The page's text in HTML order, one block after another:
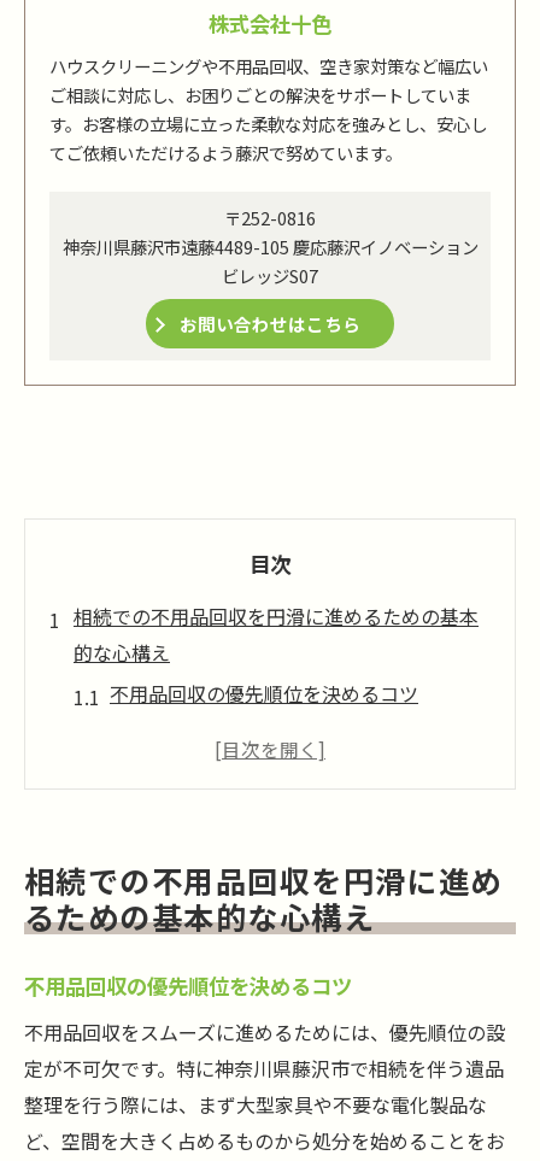
株式会社十色
ハウスクリーニングや不用品回収、空き家対策など幅広い
ご相談に対応し、お困りごとの解決をサポートしていま
す。お客様の立場に立った柔軟な対応を強みとし、安心し
てご依頼いただけるよう藤沢で努めています。
〒252-0816
神奈川県藤沢市遠藤4489-105 慶応藤沢イノベーション
ビレッジS07
お問い合わせはこちら
目次
相続での不用品回収を円滑に進めるための基本
的な心構え
不用品回収の優先順位を決めるコツ
家族間の意見を調整する方法
専門家への相談を効果的に活用する
藤沢市特有の不用品回収ルールを理解してスム
ーズな遺品整理を
藤沢市の不用品回収の手続きと必要書類
地域の回収業者の利用法
藤沢市の不用品回収日程の調べ方
回収可能な品目と不可品目の確認
相続での不用品回収を円滑に進め
るための基本的な心構え
不用品回収の優先順位を決めるコツ
不用品回収をスムーズに進めるためには、優先順位の設
定が不可欠です。特に神奈川県藤沢市で相続を伴う遺品
整理を行う際には、まず大型家具や不要な電化製品な
ど、空間を大きく占めるものから処分を始めることをお